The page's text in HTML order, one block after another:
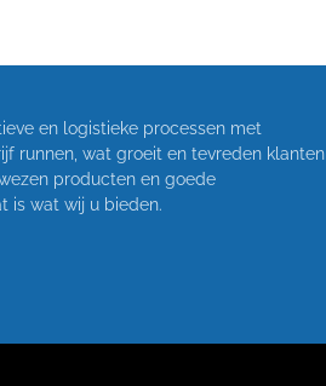
en logistieke processen met
runnen, wat groeit en tevreden klanten
producten en goede
is wat wij u bieden.